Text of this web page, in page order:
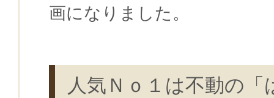
画になりました。
人気Ｎｏ１は不動の「